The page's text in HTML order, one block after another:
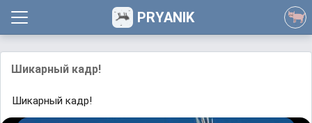
PRYANIK
Шикарный кадр!
Шикарный кадр!